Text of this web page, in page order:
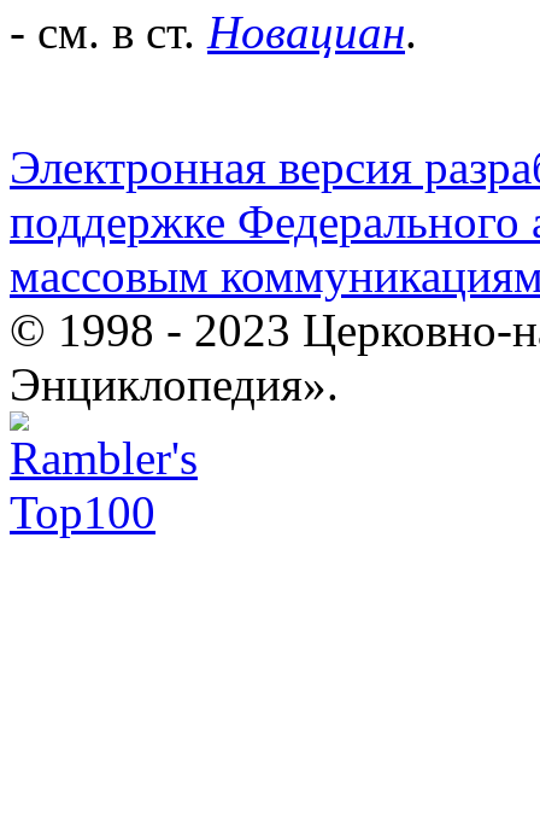
- см. в ст. Новациан.
Электронная версия
поддержке Федерального
массовым
© 1998 - 2023 Церковно-
Энциклопедия».